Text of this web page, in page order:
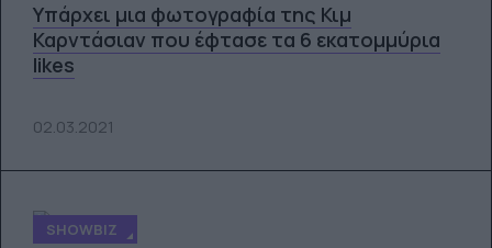
Υπάρχει μια φωτογραφία της Κιμ
Καρντάσιαν που έφτασε τα 6 εκατομμύρια
likes
02.03.2021
SHOWBIZ